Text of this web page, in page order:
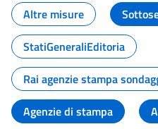
Altre misure
StatiGeneraliEditoria
Rai agenzie stampa
Agenzie di stampa